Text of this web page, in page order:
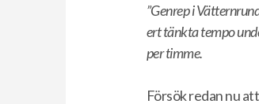
”Genrep i
ert tänkta tempo
per timme.
Försök redan nu